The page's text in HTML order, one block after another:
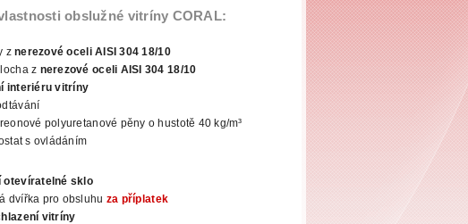
obslužné vitríny CORAL:
znerezové oceli AISI 304 18/10
z nerezové oceli AISI 304 18/10
interiéru vitríny
polyuretanové pěny o hustotě 40 kg/m³
s ovládáním
otevíratelné sklo
dvířka pro obsluhu za příplatek
vitríny